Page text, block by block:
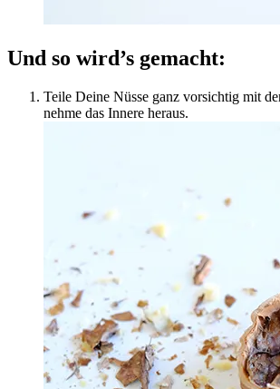
Und so wird’s gemacht:
Teile Deine Nüsse ganz vorsichtig mit
nehme das Innere heraus.